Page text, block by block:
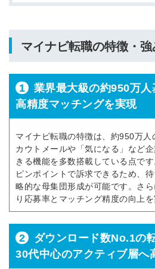
マイナビ転職の特徴・強
1
業界最大級の約950万
高精度マッチングを実現
マイナビ転職の特徴は、約950万人
カウトメールや「気になる」など
きる機能を多数搭載している点で
ピンポイントで訴求できるため、
略的な母集団形成が可能です。さ
り応募率とマッチング精度の向上を
2
ダウンロード数No.1の
30代中心のアクティブ層へ